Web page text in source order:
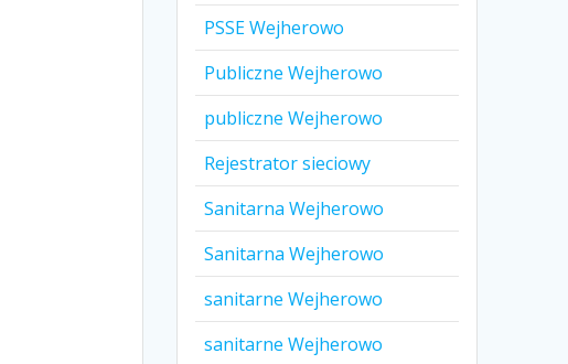
PSSE Wejherowo
Publiczne Wejherowo
publiczne Wejherowo
Rejestrator sieciowy
Sanitarna Wejherowo
Sanitarna Wejherowo
sanitarne Wejherowo
sanitarne Wejherowo